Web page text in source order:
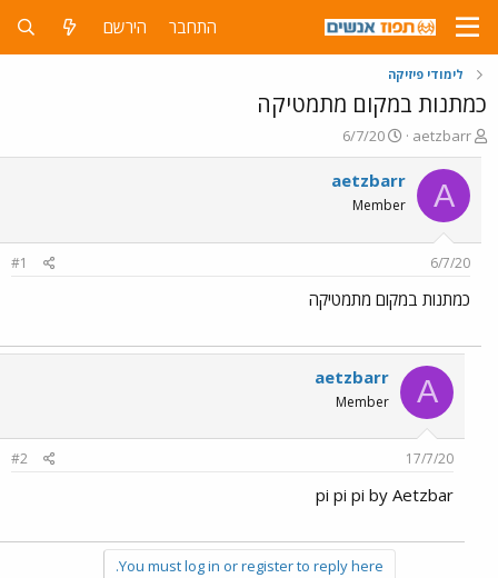
התחבר הירשם
לימודי פיזיקה
כמתנות במקום מתמטיקה
פ
ו
ת
ח
ה
ו
ש
א
aetzbarr
פ
ו
ר
ס
ם
ר
6/7/20
A
aetzbarr
Member
6/7/20
#1
כמתנות במקום מתמטיקה
A
aetzbarr
Member
17/7/20
#2
pi pi pi by Aetzbar
You must log in or register to reply here.